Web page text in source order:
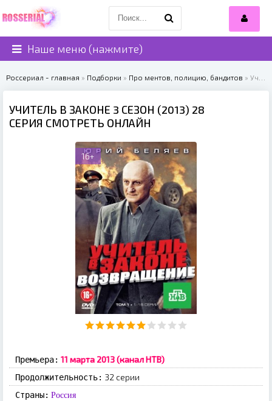
Наше меню (нажмите)
Россериал - главная » Подборки » Про ментов, полицию, бандитов » Учитель в законе 3 сезон (2013)
УЧИТЕЛЬ В ЗАКОНЕ 3 СЕЗОН (2013) 28
СЕРИЯ СМОТРЕТЬ ОНЛАЙН
16+
Премьера: 11 марта 2013 (канал НТВ)
Продолжительность: 32 серии
Страны: Россия